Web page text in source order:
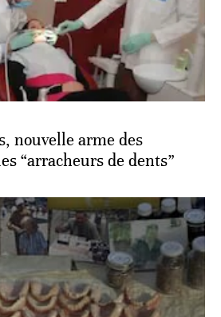
nouvelle arme des
“arracheurs de dents”